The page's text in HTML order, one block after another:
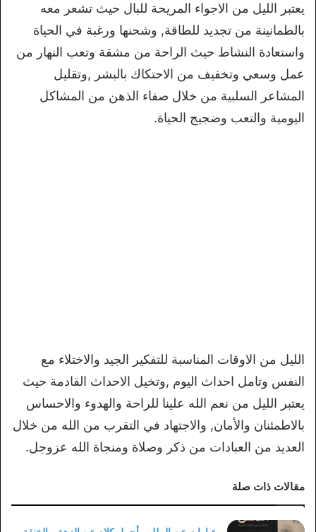
يعتبر الليل من الاجواء المريحة للبال حيث تشعر معه
بالطمانينة من تجديد للطاقة, وشحنها ورغبة في الحياة
واستعادة النشاط حيث الراحة من مشقة وتعب النهار من
عمل وسعي وتخفيف من الاحتكاك بالبشر ,وتقليل
المشاعر السلبية من خلال صفاء الذهن من المشاكل
اليومية والتعب وضجيج الحياة.
الليل من الاوقات المناسبة للتفكير الجيد والاختلاء مع
النفس وتامل احداث اليوم ,وتخيل الاحداث القادمة حيث
يعتبر الليل من نعم الله علينا للراحة والهدوء والاحساس
بالاطمئنان والأمان, والاجتهاد في التقرب من الله من خلال
العديد من العبادات من ذكر وصلاة ومنجاة الله عزوجل.
مقالات ذات صلة